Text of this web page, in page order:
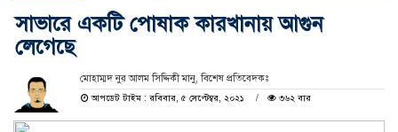
সাভারে একটি পোষাক কারখানায় আগুন
লেগেছে
মোহাম্মদ নুর আলম সিদ্দিকী মানু, বিশেষ প্রতিবেদকঃ
আপডেট টাইম : রবিবার, ৫ সেপ্টেম্বর, ২০২১
৩৬২ বার